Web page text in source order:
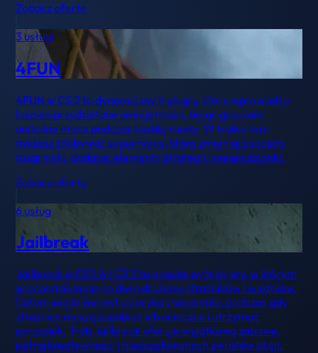
Zobacz ofertę
3 usługi
4FUN
4FUN w CS 2 to dynamiczny tryb gry, który wprowadza
losowo przydzielane umiejętności, dając graczom
unikalne moce podczas każdej rundy. W trybie tym
możesz zdobywać supermoce, które zmieniają sposób
rozgrywki, dodając elementy strategii i niespodzianki.
Zobacz ofertę
6 usług
Jailbreak
Jailbreak w CS 1.6 / CS 2 to popularny tryb gry, w którym
gracze dzielą się na dwie drużyny: strażników i więźniów.
Celem więźniów jest ucieczka z więzienia, podczas gdy
strażnicy muszą zapobiec ich ucieczce i utrzymać
porządek. Tryb Jailbreak oferuje wyjątkową zabawę,
pełną kreatywności i nieoczekiwanych zwrotów akcji.